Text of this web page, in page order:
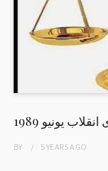
يونيو 1989
BY 5 YEARSAGO